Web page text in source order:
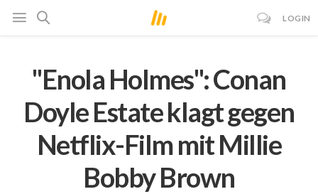
LOGIN
"Enola Holmes": Conan
Doyle Estate klagt gegen
Netflix-Film mit Millie
Bobby Brown